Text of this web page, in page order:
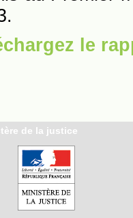
de la justice